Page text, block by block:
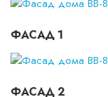
ФАСАД 1
ФАСАД 2